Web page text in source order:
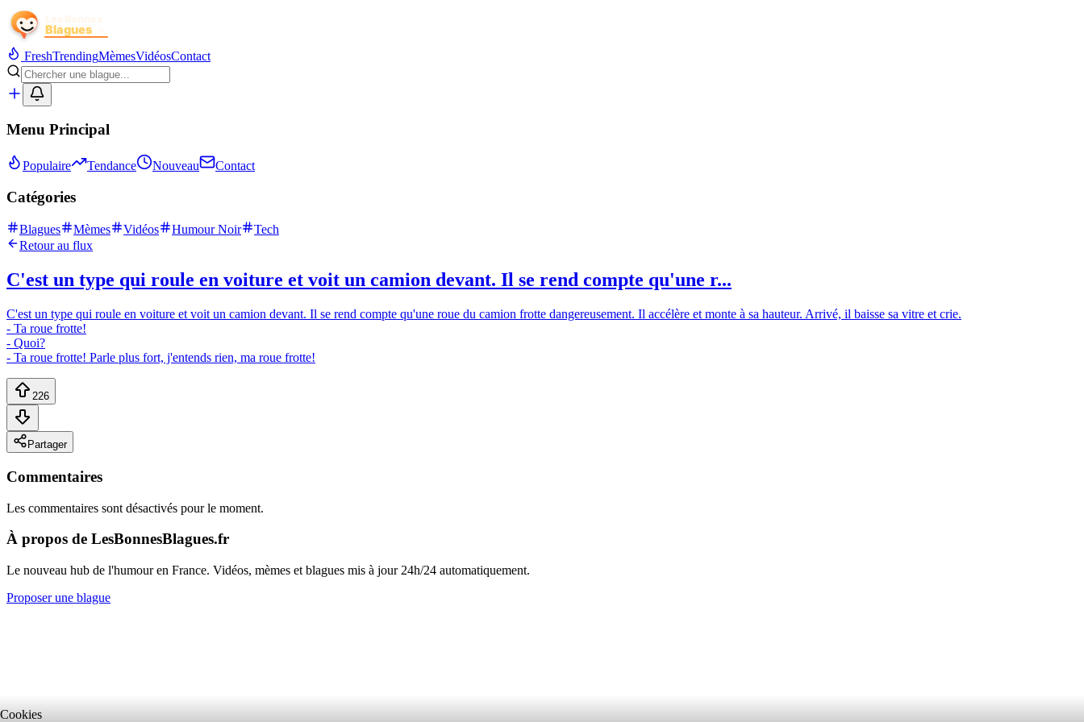
FreshTrendingMèmesVidéosContact
Menu Principal
Populaire Tendance Nouveau Contact
Catégories
Blagues Mèmes Vidéos Humour Noir
Tech
Retour au flux
C'est un type qui roule en voiture et voit un camion devant. Il se rend compte qu'une r...
C'est un type qui roule en voiture et voit un camion devant. Il se rend compte qu'une roue du camion frotte dangereusement. Il accélère et monte à sa hauteur. Arrivé, il baisse sa vitre et crie.
- Ta roue frotte!
- Quoi?
- Ta roue frotte! Parle plus fort, j'entends rien, ma roue frotte!
226
Partager
Commentaires
Les commentaires sont désactivés pour le moment.
À propos de LesBonnesBlagues.fr
Le nouveau hub de l'humour en France. Vidéos, mèmes et blagues mis à jour 24h/24 automatiquement.
Proposer une blague
Cookies